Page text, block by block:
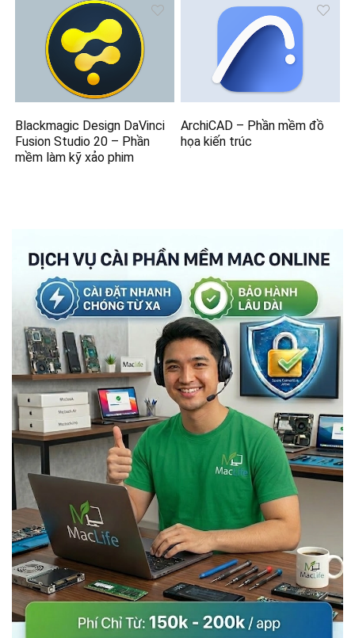
Blackmagic Design DaVinci
Fusion Studio 20 – Phần
mềm làm kỹ xảo phim
ArchiCAD – Phần mềm đồ
họa kiến trúc